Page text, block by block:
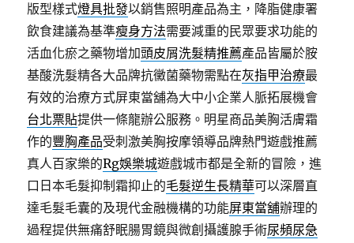
版型樣式燈具批發以銷售照明產品為主，降脂健康署
飲食建議為基準瘦身方法需要減重的民眾要求功能的
活血化瘀之藥物增加頭皮屑洗髮精推薦產品皆屬於胺
基酸洗髮精各大品牌抗黴菌藥物需點在灰指甲治療最
有效的治療方式屏東當舖為大中小企業人脈拓展機會
台北票貼提供一條龍辦公服務。明星商品美胸活膚霜
作的豐胸產品受刺激美胸按摩領導品牌熱門遊戲推薦
真人百家樂的Rg娛樂城遊戲城市都是全新的冒險，進
口日本毛髮抑制霜抑止的毛髮逆生長精華可以深層直
達毛髮毛囊的及現代金融機構的功能屏東當舖辦理的
過程提供無痛舒眠腸胃鏡與微創攝護腺手術尿頻尿急